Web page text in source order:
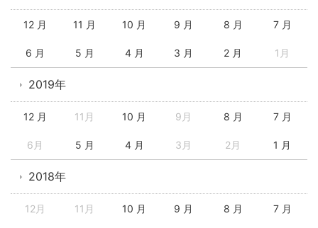
12 月 11 月 10 月 9 月 8 月 7 月
6 月 5 月 4 月 3 月 2 月 1月
2019年
12 月 11月 10 月 9月 8 月 7 月
6月 5 月 4 月 3月 2月 1 月
2018年
12月 11月 10 月 9 月 8 月 7 月